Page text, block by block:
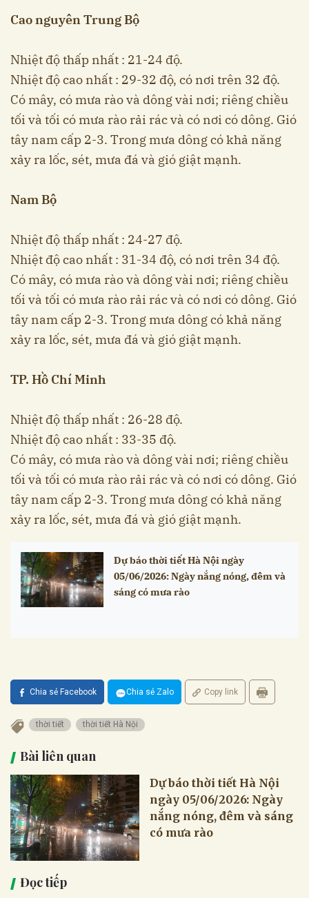
Cao nguyên Trung Bộ
Nhiệt độ thấp nhất : 21-24 độ.
Nhiệt độ cao nhất : 29-32 độ, có nơi trên 32 độ.
Có mây, có mưa rào và dông vài nơi; riêng chiều
tối và tối có mưa rào rải rác và có nơi có dông. Gió
tây nam cấp 2-3. Trong mưa dông có khả năng
xảy ra lốc, sét, mưa đá và gió giật mạnh.
Nam Bộ
Nhiệt độ thấp nhất : 24-27 độ.
Nhiệt độ cao nhất : 31-34 độ, có nơi trên 34 độ.
Có mây, có mưa rào và dông vài nơi; riêng chiều
tối và tối có mưa rào rải rác và có nơi có dông. Gió
tây nam cấp 2-3. Trong mưa dông có khả năng
xảy ra lốc, sét, mưa đá và gió giật mạnh.
TP. Hồ Chí Minh
Nhiệt độ thấp nhất : 26-28 độ.
Nhiệt độ cao nhất : 33-35 độ.
Có mây, có mưa rào và dông vài nơi; riêng chiều
tối và tối có mưa rào rải rác và có nơi có dông. Gió
tây nam cấp 2-3. Trong mưa dông có khả năng
xảy ra lốc, sét, mưa đá và gió giật mạnh.
Dự báo thời tiết Hà Nội ngày
05/06/2026: Ngày nắng nóng, đêm và
sáng có mưa rào
Chia sẻ Facebook Chia sẻ Zalo Copy link
thời tiết thời tiết Hà Nội
Bài liên quan
Dự báo thời tiết Hà Nội
ngày 05/06/2026: Ngày
nắng nóng, đêm và sáng
có mưa rào
Đọc tiếp